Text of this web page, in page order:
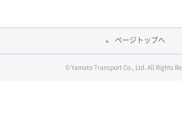
ページトップへ
© Yamato Transport Co., Ltd. All Rights